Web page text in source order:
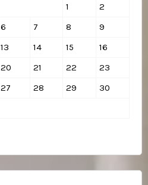
1
2
6 7 8
9
13 14 15
16
20 21 22
23
27 28 29
30